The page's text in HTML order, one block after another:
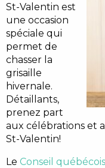
St-Valentin est
une occasion
spéciale qui
permet de
chasser la
grisaille
hivernale.
Détaillants,
prenez part
aux célébrations et
St-Valentin!
Le Conseil